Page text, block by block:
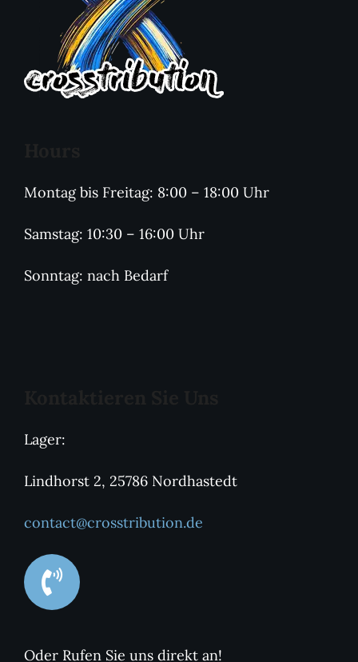
Montag bis Freitag: 8:00 – 18:00 Uhr
Samstag: 10:30 – 16:00 Uhr
Sonntag: nach Bedarf
Lager:
Lindhorst 2, 25786 Nordhastedt
contact@crosstribution.de
Oder Rufen Sie uns direkt an!